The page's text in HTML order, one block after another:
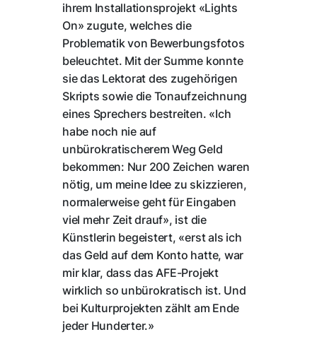
ihrem Installationsprojekt «Lights
On» zugute, welches die
Problematik von Bewerbungsfotos
beleuchtet. Mit der Summe konnte
sie das Lektorat des zugehörigen
Skripts sowie die Tonaufzeichnung
eines Sprechers bestreiten. «Ich
habe noch nie auf
unbürokratischerem Weg Geld
bekommen: Nur 200 Zeichen waren
nötig, um meine Idee zu skizzieren,
normalerweise geht für Eingaben
viel mehr Zeit drauf», ist die
Künstlerin begeistert, «erst als ich
das Geld auf dem Konto hatte, war
mir klar, dass das AFE-Projekt
wirklich so unbürokratisch ist. Und
bei Kulturprojekten zählt am Ende
jeder Hunderter.»